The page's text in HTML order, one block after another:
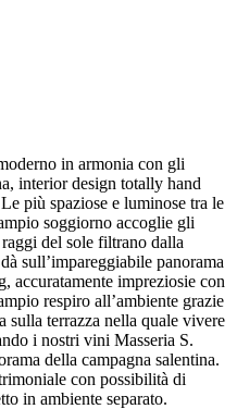
in armonia con gli
interior design totally hand
più spaziose e luminose tra le
soggiorno accoglie gli
del sole filtrano dalla
sull’impareggiabile panorama
accuratamente impreziosie con
respiro all’ambiente grazie
sulla terrazza nella quale vivere
i nostri vini Masseria S.
della campagna salentina.
con possibilità di
in ambiente separato.